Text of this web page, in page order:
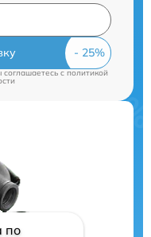
соглашаетесь cполитикой
по